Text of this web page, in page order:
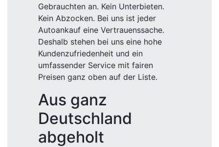
Gebrauchten an. Kein Unterbieten.
Kein Abzocken. Bei uns ist jeder
Autoankauf eine Vertrauenssache.
Deshalb stehen bei uns eine hohe
Kundenzufriedenheit und ein
umfassender Service mit fairen
Preisen ganz oben auf der Liste.
Aus ganz
Deutschland
abgeholt